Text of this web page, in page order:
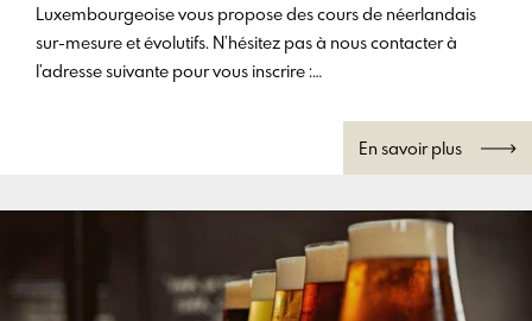
Luxembourgeoise vous propose des cours de néerlandais
sur-mesure et évolutifs. N’hésitez pas à nous contacter à
l’adresse suivante pour vous inscrire :
En savoir plus